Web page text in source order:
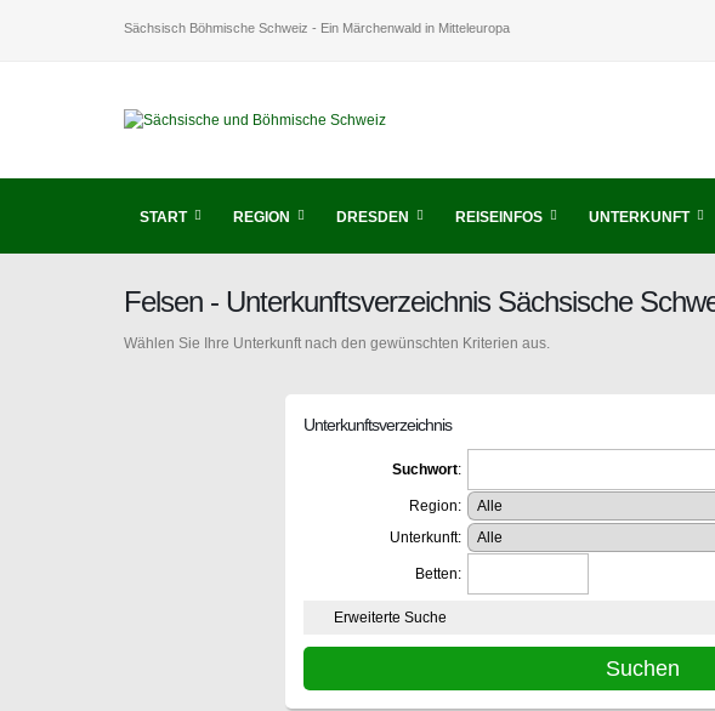
Sächsisch Böhmische Schweiz - Ein Märchenwald in Mitteleuropa
START REGION DRESDEN REISEINFOS UNTERKUNFT
Felsen - Unterkunftsverzeichnis Sächsische
Wählen Sie Ihre Unterkunft nach den gewünschten Kriterien aus.
Unterkunftsverzeichnis
Suchwort:
Region:
Unterkunft:
Betten:
Erweiterte Suche